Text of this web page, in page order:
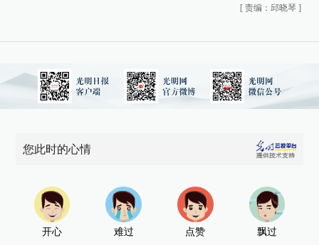
[ 责编：邱晓琴 ]
您此时的心情
开心 难过 点赞 飘过